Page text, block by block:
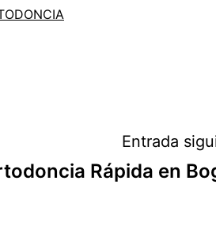
Entrada
Rápida en